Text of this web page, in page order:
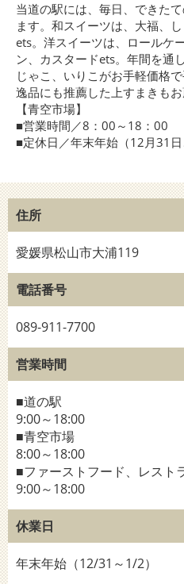
当道の駅には、毎日、できた
ます。和スイーツは、大福、
ets。洋スイーツは、ロールケ
ン、カスタードets。年間を通
じゃこ、いりこがお手軽価格
逸品にも推薦した上すまきもお
【青空市場】
■営業時間／8：00～18：00
■定休日／年末年始（12月31日
住所
愛媛県松山市大浦119
電話番号
089-911-7700
営業時間
■道の駅
9:00～18:00
■青空市場
8:00～18:00
■ファーストフード、レスト
9:00～18:00
休業日
年末年始（12/31～1/2）